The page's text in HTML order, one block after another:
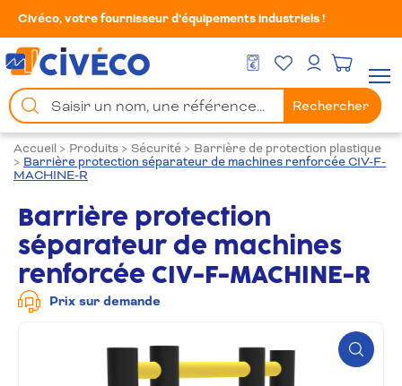
Civéco, votre fournisseur d’équipements industriels !
DEVIS GRATUIT
Mes FavorisMon compte
Chercher
un
produit
Rechercher
Accueil > Produits > Sécurité > Barrière de protection plastique
> Barrière protection séparateur de machines renforcée CIV-F-
MACHINE-R
Barrière protection
séparateur de machines
renforcée CIV-F-MACHINE-R
Prix sur demande
Zoom